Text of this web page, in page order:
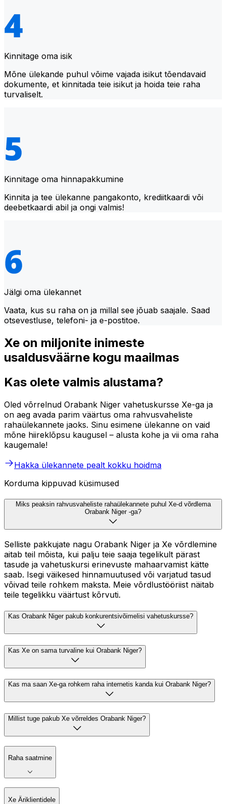
Kinnitage oma isik
Mõne ülekande puhul võime vajada isikut tõendavaid
dokumente, et kinnitada teie isikut ja hoida teie raha
turvaliselt.
Kinnitage oma hinnapakkumine
Kinnita ja tee ülekanne pangakonto, krediitkaardi või
deebetkaardi abil ja ongi valmis!
Jälgi oma ülekannet
Vaata, kus su raha on ja millal see jõuab saajale. Saad
otsevestluse, telefoni- ja e-postitoe.
Xe on miljonite inimeste
usaldusväärne kogu maailmas
Kas olete valmis alustama?
Oled võrrelnud Orabank Niger vahetuskursse Xe-ga ja
on aeg avada parim väärtus oma rahvusvaheliste
rahaülekannete jaoks. Sinu esimene ülekanne on vaid
mõne hiireklõpsu kaugusel – alusta kohe ja vii oma raha
kaugemale!
Hakka ülekannete pealt kokku hoidma
Korduma kippuvad küsimused
Miks peaksin rahvusvaheliste rahaülekannete puhul Xe-d võrdlema
Orabank Niger -ga?
Selliste pakkujate nagu Orabank Niger ja Xe võrdlemine
aitab teil mõista, kui palju teie saaja tegelikult pärast
tasude ja vahetuskursi erinevuste mahaarvamist kätte
saab. Isegi väikesed hinnamuutused või varjatud tasud
võivad teile rohkem maksta. Meie võrdlustööriist näitab
teile tegelikku väärtust kõrvuti.
Kas Orabank Niger pakub konkurentsivõimelisi vahetuskursse?
Kas Xe on sama turvaline kui Orabank Niger?
Kas ma saan Xe-ga rohkem raha internetis kanda kui Orabank Niger?
Millist tuge pakub Xe võrreldes Orabank Niger?
Raha saatmine
Xe Äriklientidele